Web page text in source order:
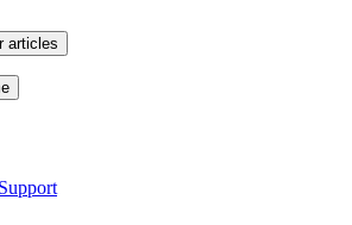
articles
Support